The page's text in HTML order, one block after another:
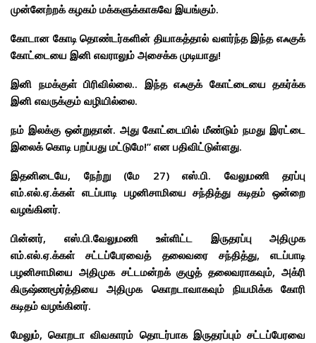
முன்னேற்றக் கழகம் மக்களுக்காகவே இயங்கும்.
கோடான கோடி தொண்டர்களின் தியாகத்தால் வளர்ந்த இந்த எஃகுக்
கோட்டையை இனி எவராலும் அசைக்க முடியாது!
இனி நமக்குள் பிரிவில்லை.. இந்த எஃகுக் கோட்டையை தகர்க்க
இனி எவருக்கும் வழியில்லை.
நம் இலக்கு ஒன்றுதான். அது கோட்டையில் மீண்டும் நமது இரட்டை
இலைக் கொடி பறப்பது மட்டுமே!” என பதிவிட்டுள்ளது.
இதனிடையே, நேற்று (மே 27) எஸ்.பி. வேலுமணி தரப்பு
எம்.எல்.ஏ.க்கள் எடப்பாடி பழனிசாமியை சந்தித்து கடிதம் ஒன்றை
வழங்கினர்.
பின்னர், எஸ்.பி.வேலுமணி உள்ளிட்ட இருதரப்பு அதிமுக
எம்.எல்.ஏ.க்கள் சட்டப்பேரவைத் தலைவரை சந்தித்து, எடப்பாடி
பழனிசாமியை அதிமுக சட்டமன்றக் குழுத் தலைவராகவும், அக்ரி
கிருஷ்ணமூர்த்தியை அதிமுக கொறடாவாகவும் நியமிக்க கோரி
கடிதம் வழங்கினர்.
மேலும், கொறடா விவகாரம் தொடர்பாக இருதரப்பும் சட்டப்பேரவை